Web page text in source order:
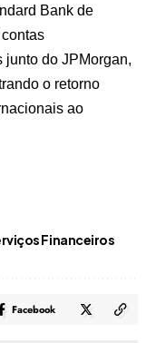
Bank de
junto do JPMorgan,
o retorno
ao
Financeiros
Facebook